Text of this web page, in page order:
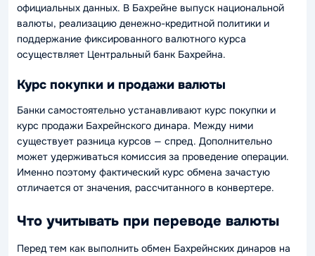
официальных данных. В Бахрейне выпуск национальной
валюты, реализацию денежно-кредитной политики и
поддержание фиксированного валютного курса
осуществляет Центральный банк Бахрейна.
Курс покупки и продажи валюты
Банки самостоятельно устанавливают курс покупки и
курс продажи Бахрейнского динара. Между ними
существует разница курсов — спред. Дополнительно
может удерживаться комиссия за проведение операции.
Именно поэтому фактический курс обмена зачастую
отличается от значения, рассчитанного в конвертере.
Что учитывать при переводе валюты
Перед тем как выполнить обмен Бахрейнских динаров на